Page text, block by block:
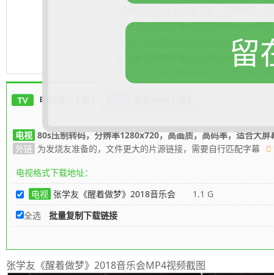
24日在北京国家奥林匹克体育中心体育
乐会。是次音乐会只招待8000人，同时
放次数，现首度推出现场影像专辑。歌
去爱」在内的《醒着做梦》十首完整曲
01. Film Song Medley-被遗忘的时光/
02. 用馀生去爱
04. 不错
05. 来得及
08. 白自在
09. Jazz Medley- My Girl / Yesterday /
电视格式下载5
电视 80s压制转码，分辨率1280x720，高画质，高码率，适合大屏
外链 为发烧友准备的，文件更大的片源链接，需要自行匹配字幕
电视格式下载地址：
电视 张学友《醒着做梦》2018音乐会 1.1 G
全选
批量复制下载链接
张学友《醒着做梦》2018音乐会MP4视频截图
留